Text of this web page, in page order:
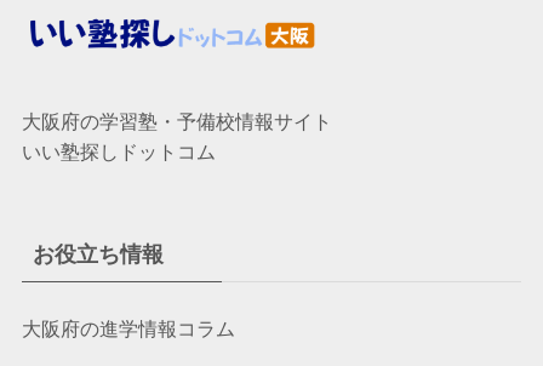
大阪府の学習塾・予備校情報サイト
いい塾探しドットコム
お役立ち情報
大阪府の進学情報コラム